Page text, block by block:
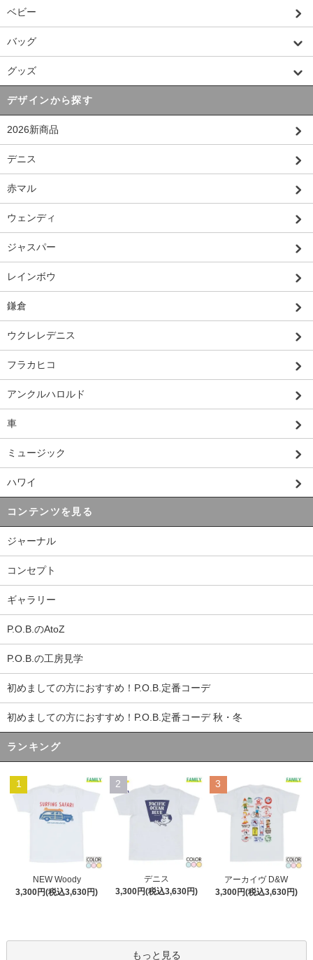
ベビー
バッグ
グッズ
デザインから探す
2026新商品
デニス
赤マル
ウェンディ
ジャスパー
レインボウ
鎌倉
ウクレレデニス
フラカヒコ
アンクルハロルド
車
ミュージック
ハワイ
コンテンツを見る
ジャーナル
コンセプト
ギャラリー
P.O.B.のAtoZ
P.O.B.の工房見学
初めましての方におすすめ！P.O.B.定番コーデ
初めましての方におすすめ！P.O.B.定番コーデ 秋・冬
ランキング
1
NEW Woody
3,300円(税込3,630円)
2
デニス
3,300円(税込3,630円)
3
アーカイヴ D&W
3,300円(税込3,630円)
もっと見る